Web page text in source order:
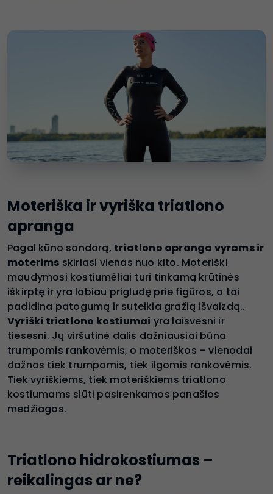
Moteriška ir vyriška triatlono
apranga
Pagal kūno sandarą, triatlono apranga vyrams ir
moterims skiriasi vienas nuo kito. Moteriški
maudymosi kostiumėliai turi tinkamą krūtinės
iškirptę ir yra labiau prigludę prie figūros, o tai
padidina patogumą ir suteikia gražią išvaizdą..
Vyriški triatlono kostiumai yra laisvesni ir
tiesesni. Jų viršutinė dalis dažniausiai būna
trumpomis rankovėmis, o moteriškos – vienodai
dažnos tiek trumpomis, tiek ilgomis rankovėmis.
Tiek vyriškiems, tiek moteriškiems triatlono
kostiumams siūti pasirenkamos panašios
medžiagos.
Triatlono hidrokostiumas –
reikalingas ar ne?